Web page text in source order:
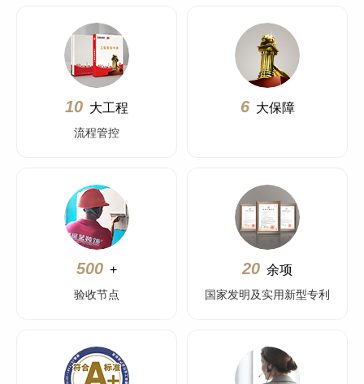
10 大工程
流程管控
6 大保障
500 +
验收节点
20 余项
国家发明及实用新型专利